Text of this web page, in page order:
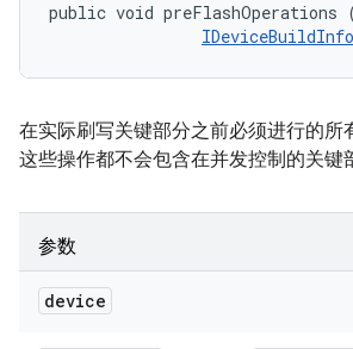
public void preFlashOperations
IDeviceBuildInfo
在实际刷写关键部分之前必须进行的所
这些操作都不会包含在并发控制的关键
参数
device